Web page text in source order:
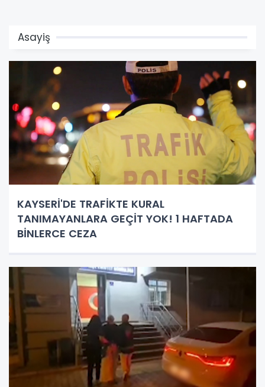
Asayiş
KAYSERİ'DE TRAFİKTE KURAL
TANIMAYANLARA GEÇİT YOK! 1 HAFTADA
BİNLERCE CEZA